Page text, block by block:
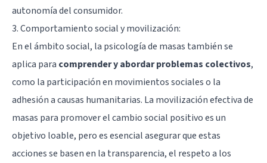
autonomía del consumidor.
3. Comportamiento social y movilización:
En el ámbito social, la psicología de masas también se
aplica para comprender y abordar problemas colectivos,
como la participación en movimientos sociales o la
adhesión a causas humanitarias. La movilización efectiva de
masas para promover el cambio social positivo es un
objetivo loable, pero es esencial asegurar que estas
acciones se basen en la transparencia, el respeto a los